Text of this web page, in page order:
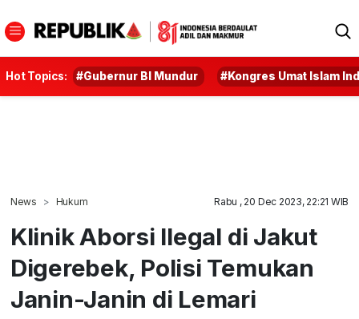
Hot Topics: #Gubernur BI Mundur #Kongres Umat Islam
News Hukum Rabu , 20 Dec 2023, 22:21 WIB
Klinik Aborsi Ilegal di Jakut
Digerebek, Polisi Temukan
Janin-Janin di Lemari